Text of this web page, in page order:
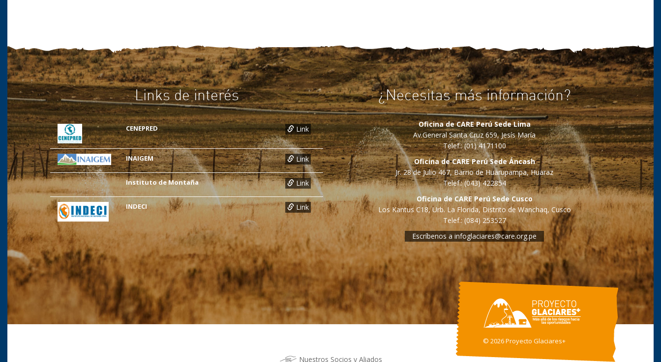
Links de interés
CENEPRED Link
INAIGEM Link
Instituto de Montaña Link
INDECI Link
¿Necesitas más información?
Oficina de CARE Perú Sede Lima
Av.General Santa Cruz 659, Jesís María
Telef.: (01) 4171100
Oficina de CARE Perú Sede Áncash
Jr. 28 de Julio 467, Barrio de Huarupampa, Huaraz
Telef.: (043) 422854
Oficina de CARE Perú Sede Cusco
Los Kantus C18, Urb. La Florida, Distrito de Wanchaq, Cusco
Telef.: (084) 253527
Escríbenos a infoglaciares@care.org.pe
© 2026 Proyecto Glaciares+
Nuestros Socios y Aliados